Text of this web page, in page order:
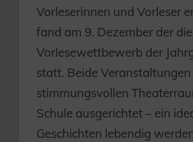
Vorleserinnen und Vorleser
fand am 9. Dezember der
Vorlesewettbewerb der
statt. Beide
stimmungsvollen
Schule ausgerichtet – ein
Geschichten lebendig